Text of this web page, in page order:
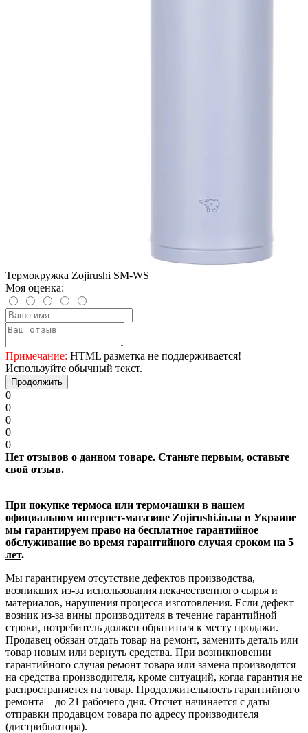
Термокружка Zojirushi SM-WS
Моя оценка:
Примечание: HTML разметка не поддерживается!
Используйте обычный текст.
Продолжить
0
0
0
0
0
Нет отзывов о данном товаре. Станьте первым, оставьте
свой отзыв.
При покупке термоса или термочашки в нашем
официальном интернет-магазине Zojirushi.in.ua в Украине
мы гарантируем право на бесплатное гарантийное
обслуживание во время гарантийного случая сроком на 5
лет.
Мы гарантируем отсутствие дефектов производства,
возникших из-за использования некачественного сырья и
материалов, нарушения процесса изготовления. Если дефект
возник из-за вины производителя в течение гарантийной
строки, потребитель должен обратиться к месту продажи.
Продавец обязан отдать товар на ремонт, заменить деталь или
товар новым или вернуть средства. При возникновении
гарантийного случая ремонт товара или замена производятся
на средства производителя, кроме ситуаций, когда гарантия не
распространяется на товар. Продолжительность гарантийного
ремонта – до 21 рабочего дня. Отсчет начинается с даты
отправки продавцом товара по адресу производителя
(дистрибьютора).